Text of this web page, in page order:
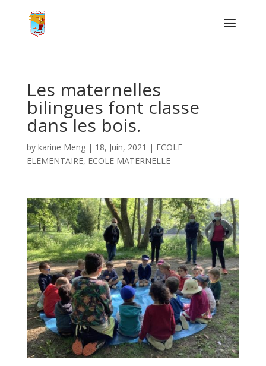
Les maternelles
bilingues font classe
dans les bois.
by karine Meng| 18, Juin, 2021 | ECOLE
ELEMENTAIRE, ECOLE MATERNELLE